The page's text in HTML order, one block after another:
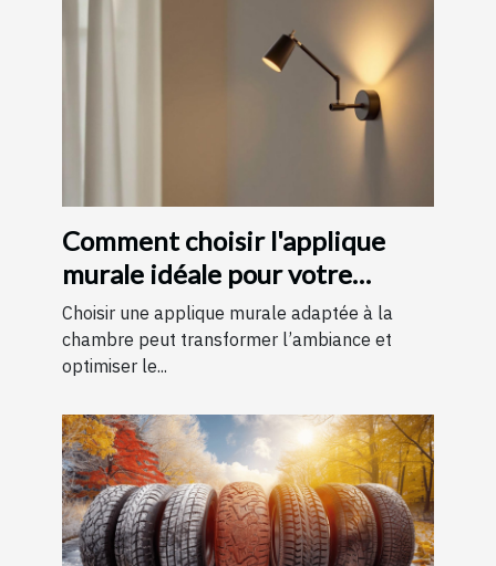
Comment choisir l'applique
murale idéale pour votre
chambre
Choisir une applique murale adaptée à la
chambre peut transformer l’ambiance et
optimiser le...